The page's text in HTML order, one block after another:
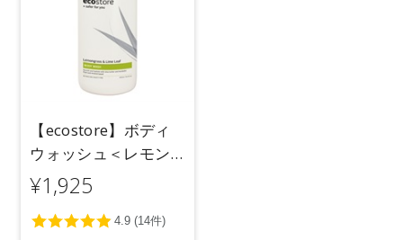
【ecostore】ボディ
ウォッシュ＜レモン
グラス＆ライムリー
フ＞ 900mL
¥1,925